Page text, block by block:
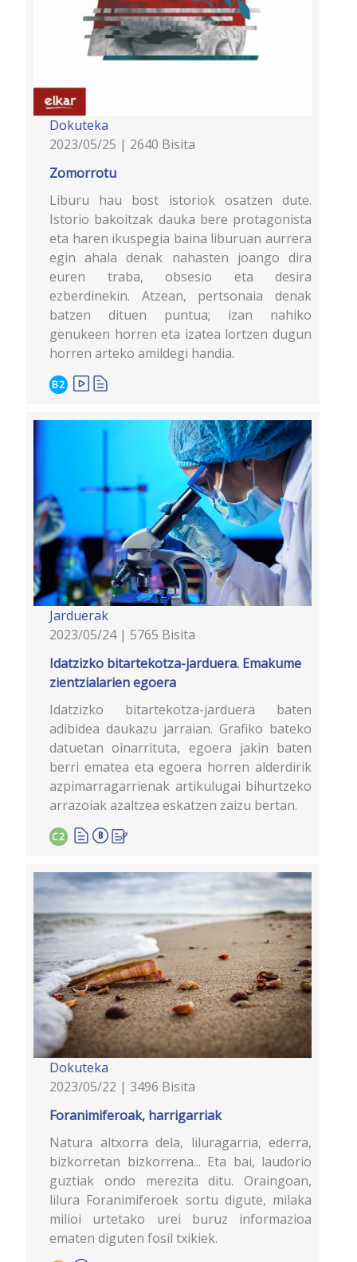
Dokuteka
2023/05/25 | 2640 Bisita
Zomorrotu
Liburu hau bost istoriok osatzen dute.
Istorio bakoitzak dauka bere protagonista
eta haren ikuspegia baina liburuan aurrera
egin ahala denak nahasten joango dira
euren traba, obsesio eta desira
ezberdinekin. Atzean, pertsonaia denak
batzen dituen puntua; izan nahiko
genukeen horren eta izatea lortzen dugun
horren arteko amildegi handia.
B2
Jarduerak
2023/05/24 | 5765 Bisita
Idatzizko bitartekotza-jarduera. Emakume
zientzialarien egoera
Idatzizko bitartekotza-jarduera baten
adibidea daukazu jarraian. Grafiko bateko
datuetan oinarrituta, egoera jakin baten
berri ematea eta egoera horren alderdirik
azpimarragarrienak artikulugai bihurtzeko
arrazoiak azaltzea eskatzen zaizu bertan.
C2
Dokuteka
2023/05/22 | 3496 Bisita
Foranimiferoak, harrigarriak
Natura altxorra dela, liluragarria, ederra,
bizkorretan bizkorrena... Eta bai, laudorio
guztiak ondo merezita ditu. Oraingoan,
lilura Foranimiferoek sortu digute, milaka
milioi urtetako urei buruz informazioa
ematen diguten fosil txikiek.